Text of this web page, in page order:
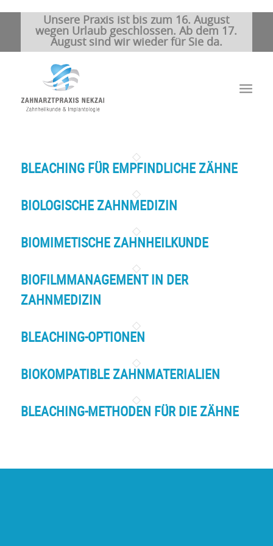
Unsere Praxis ist bis zum 16. August
wegen Urlaub geschlossen. Ab dem 17.
August sind wir wieder für Sie da.
BLEACHING FÜR EMPFINDLICHE ZÄHNE
BIOLOGISCHE ZAHNMEDIZIN
BIOMIMETISCHE ZAHNHEILKUNDE
BIOFILMMANAGEMENT IN DER
ZAHNMEDIZIN
BLEACHING-OPTIONEN
BIOKOMPATIBLE ZAHNMATERIALIEN
BLEACHING-METHODEN FÜR DIE ZÄHNE